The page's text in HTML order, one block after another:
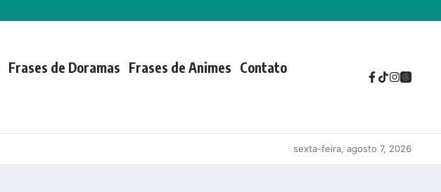
Frases de Doramas Frases de Animes Contato
sexta-feira, agosto 7, 2026